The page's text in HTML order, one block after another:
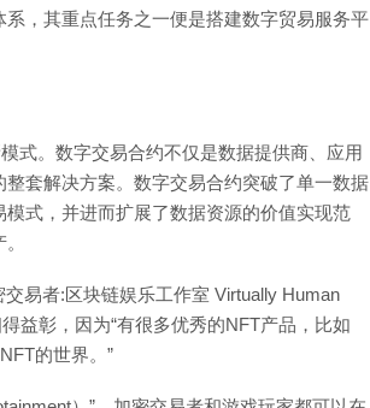
，其重点任务之一便是搭建数字贸易服务平
式。数字交易合约不仅是数据提供商、应用
套解决方案。数字交易合约突破了单一数据
式，并进而扩展了数据资源的价值实现范
易者:区块链娱乐工作室 Virtually Human
益彰，因为“有很多优秀的NFT产品，比如
的世界。”